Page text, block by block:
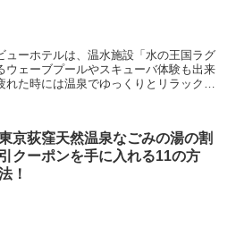
ューホテルは、温水施設「水の王国ラグ
ウェーブプールやスキューバ体験も出来
れた時には温泉でゆっくりとリラックス
京荻窪天然温泉なごみの湯の割
引クーポンを手に入れる11の方
！